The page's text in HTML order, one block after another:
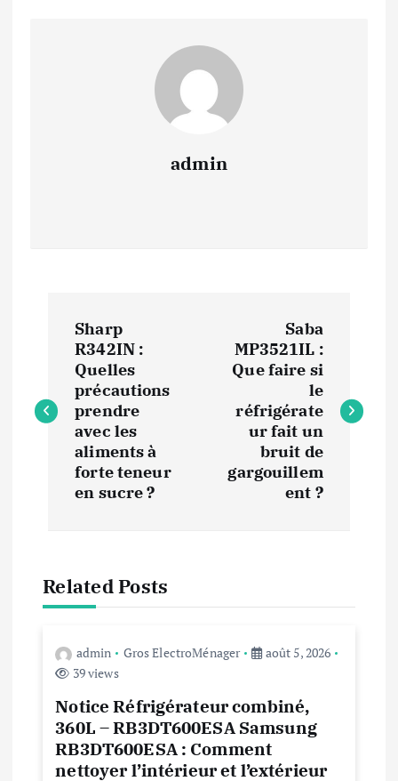
admin
v
t
Sharp
R342IN :
Quelles
précautions
prendre
avec les
aliments à
forte teneur
en sucre ?
Saba
MP3521IL :
Que faire si
le
réfrigérate
ur fait un
bruit de
gargouillem
ent ?
Related Posts
admin Gros ElectroMénager
août 5, 2026
39 views
Notice Réfrigérateur combiné,
360L – RB3DT600ESA Samsung
RB3DT600ESA : Comment
nettoyer l’intérieur et l’extérieur